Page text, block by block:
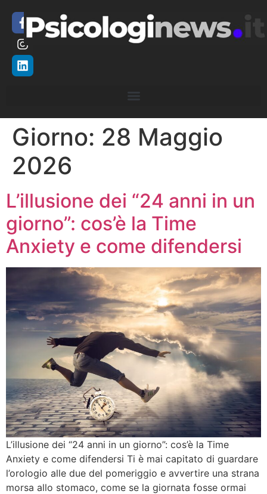
Giorno: 28 Maggio
2026
L’illusione dei “24 anni in un
giorno”: cos’è la Time
Anxiety e come difendersi
L’illusione dei “24 anni in un giorno”: cos’è la Time
Anxiety e come difendersi Ti è mai capitato di guardare
l’orologio alle due del pomeriggio e avvertire una strana
morsa allo stomaco, come se la giornata fosse ormai